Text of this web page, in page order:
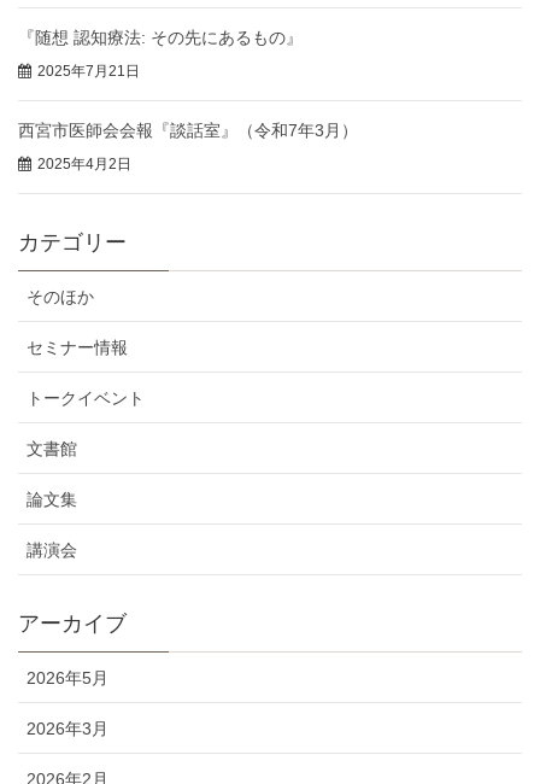
『随想 認知療法: その先にあるもの』
2025年7月21日
西宮市医師会会報『談話室』（令和7年3月）
2025年4月2日
カテゴリー
そのほか
セミナー情報
トークイベント
文書館
論文集
講演会
アーカイブ
2026年5月
2026年3月
2026年2月